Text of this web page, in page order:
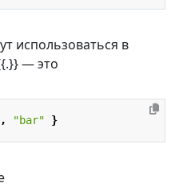
использоваться в
— это
, "bar" }